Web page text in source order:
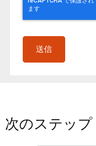
次のステップ